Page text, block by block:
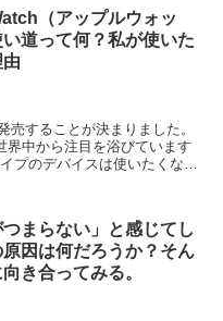
（アップルウォッ
道って何？私が使いた
由
売することが決まりました。
界中から注目を浴びています
プのデバイスは使いたくない
つまらない」と感じてし
原因は何だろうか？そん
き合ってみる。